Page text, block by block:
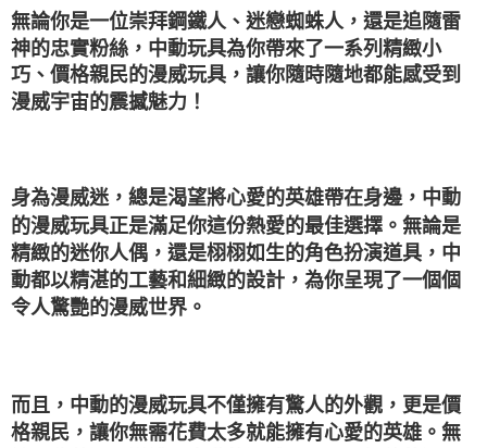
【大哥付你分期使用說明】
1.本服務由台灣大哥大提供，台灣大哥大用戶可立即使用無須另外申請。
2.付款方式選擇「大哥付你分期」，訂單成立後會自動跳轉到大哥付的交易
流程，驗證手機門號後，選擇欲分期的期數、繳款截止日，確認付款後即完
成交易。
3.實際核准額度、可分期數及費用金額請依後續交易確認頁面所載為準。
【繳款方式說明】
1.分期款項不併入電信帳單，「大哥付你分期」於每月結算日後寄送繳費提
醒簡訊。
2.透過簡訊連結打開帳單後，可選擇「超商條碼／台灣大直營門市／銀行轉
帳／街口支付／iPASS MONEY」等通路繳費。
【注意事項】
資料（包含姓名、電話或地址）提供予台灣大哥大進項蒐集、處理及利用，
由本公司與您本人進行分期帳單所需資料之確認、核對及更正。
3.完整用戶服務條款，請詳閱以下連結：https://oppay.tw/userRule
AFTEE先享後付
相關說明
【關於「AFTEE先享後付」】
AFTEE先享後付是「在收到商品之後才付款」的支付方式。 讓您購物簡單
便利好安心！
【「AFTEE先享後付」結帳流程】
１．於結帳方式選擇「AFTEE先享後付」後，將跳轉至「AFTEE先享後付」
結帳頁面，進行簡訊認證並確認金額後，即可完成結帳。
２．訂單成立數日內，您將收到繳費通知簡訊。
３．收到繳費通知簡訊後14天內，點擊此簡訊中的連結，可透過四大超商／
ATM／網路銀行／等多元方式進行付款，方視為交易完成。
是否繳費成功／繳費後需取消欲退款等相關疑問，請聯繫「AFTEE先享後付
客戶支援中心」https://netprotections.freshdesk.com/support/home
ATM付款
每筆NT$100，滿NT$1,200(含以上)免運費
付款後萊爾富取貨
每筆NT$100，滿NT$1,200(含以上)免運費
付款後7-11取貨
每筆NT$120，滿NT$1,200(含以上)免運費
無論你是一位崇拜鋼鐵人、迷戀蜘蛛人，還是追隨雷
神的忠實粉絲，中動玩具為你帶來了一系列精緻小
巧、價格親民的漫威玩具，讓你隨時隨地都能感受到
漫威宇宙的震撼魅力！
身為漫威迷，總是渴望將心愛的英雄帶在身邊，中動
的漫威玩具正是滿足你這份熱愛的最佳選擇。無論是
精緻的迷你人偶，還是栩栩如生的角色扮演道具，中
動都以精湛的工藝和細緻的設計，為你呈現了一個個
令人驚艷的漫威世界。
而且，中動的漫威玩具不僅擁有驚人的外觀，更是價
格親民，讓你無需花費太多就能擁有心愛的英雄。無